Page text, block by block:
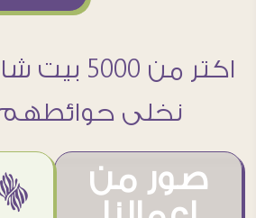
اكتر من
نخلى
صور من